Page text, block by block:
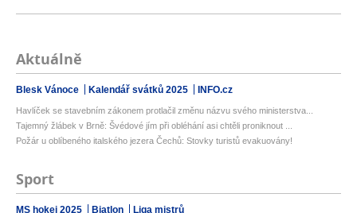
Aktuálně
Blesk Vánoce Kalendář svátků 2025 INFO.cz
Havlíček se stavebním zákonem protlačil změnu názvu svého ministerstva...
Tajemný žlábek v Brně: Švédové jím při obléhání asi chtěli proniknout ...
Požár u oblíbeného italského jezera Čechů: Stovky turistů evakuovány!
Sport
MS hokej 2025 Biatlon Liga mistrů